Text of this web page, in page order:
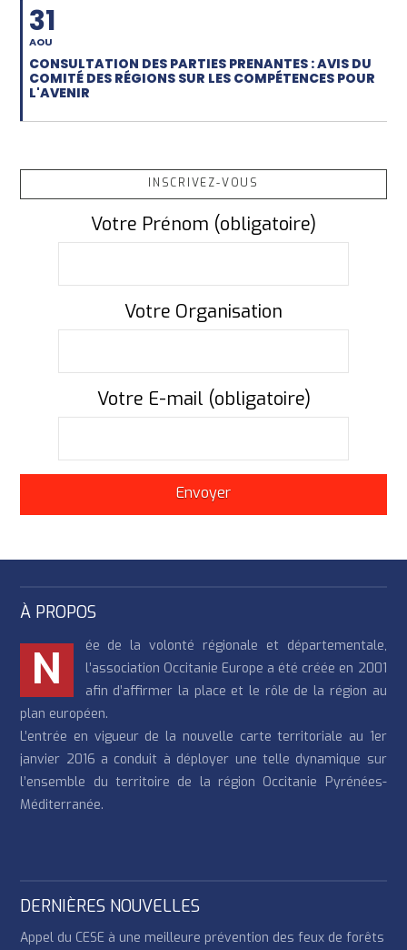
31
AOU
CONSULTATION DES PARTIES PRENANTES : AVIS DU
COMITÉ DES RÉGIONS SUR LES COMPÉTENCES POUR
L'AVENIR
INSCRIVEZ-VOUS
Votre Prénom (obligatoire)
Votre Organisation
Votre E-mail (obligatoire)
À PROPOS
N
ée de la volonté régionale et départementale,
l’association Occitanie Europe a été créée en 2001
afin d’affirmer la place et le rôle de la région au
plan européen.
L’entrée en vigueur de la nouvelle carte territoriale au 1er
janvier 2016 a conduit à déployer une telle dynamique sur
l’ensemble du territoire de la région Occitanie Pyrénées-
Méditerranée.
DERNIÈRES NOUVELLES
Appel du CESE à une meilleure prévention des feux de forêts